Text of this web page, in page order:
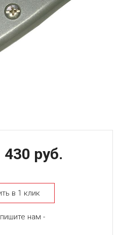
430 руб.
в 1 клик
нам -